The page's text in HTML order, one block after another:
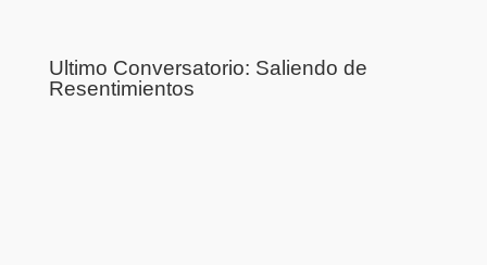
Ultimo Conversatorio: Saliendo de
Resentimientos